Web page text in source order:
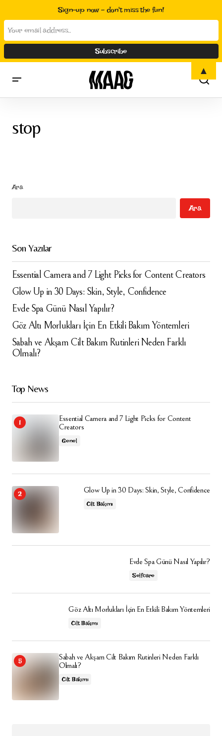
stop
Ara
Ara
Son Yazılar
Essential Camera and 7 Light Picks for Content Creators
Glow Up in 30 Days: Skin, Style, Confidence
Evde Spa Günü Nasıl Yapılır?
Göz Altı Morlukları İçin En Etkili Bakım Yöntemleri
Sabah ve Akşam Cilt Bakım Rutinleri Neden Farklı
Olmalı?
Top News
Essential Camera and 7 Light Picks for Content
Creators
Genel
Glow Up in 30 Days: Skin, Style, Confidence
Cilt Bakımı
Evde Spa Günü Nasıl Yapılır?
Selfcare
Göz Altı Morlukları İçin En Etkili Bakım Yöntemleri
Cilt Bakımı
Sabah ve Akşam Cilt Bakım Rutinleri Neden Farklı
Olmalı?
Cilt Bakımı
Sign-up now - don't miss the fun!
▲